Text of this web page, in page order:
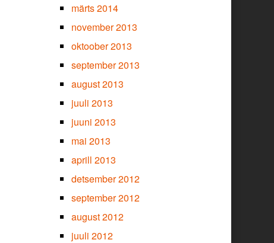
märts 2014
november 2013
oktoober 2013
september 2013
august 2013
juuli 2013
juuni 2013
mai 2013
aprill 2013
detsember 2012
september 2012
august 2012
juuli 2012